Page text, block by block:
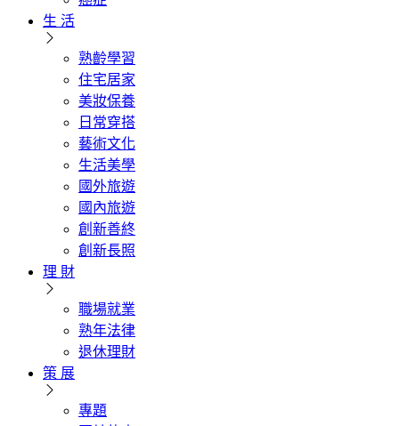
生 活
熟齡學習
住宅居家
美妝保養
日常穿搭
藝術文化
生活美學
國外旅遊
國內旅遊
創新善終
創新長照
理 財
職場就業
熟年法律
退休理財
策 展
專題